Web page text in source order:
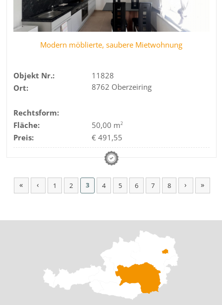
Modern möblierte, saubere Mietwohnung
Objekt Nr.:
11828
Ort:
8762 Oberzeiring
Rechtsform:
Fläche:
50,00 m2
Preis: € 491,55
« ‹ 1 2 3 4 5 6 7 8 › »